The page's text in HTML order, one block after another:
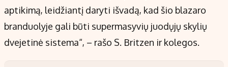
aptikimą, leidžiantį daryti išvadą, kad šio blazaro
branduolyje gali būti supermasyvių juodųjų skylių
dvejetinė sistema“, – rašo S. Britzen ir kolegos.